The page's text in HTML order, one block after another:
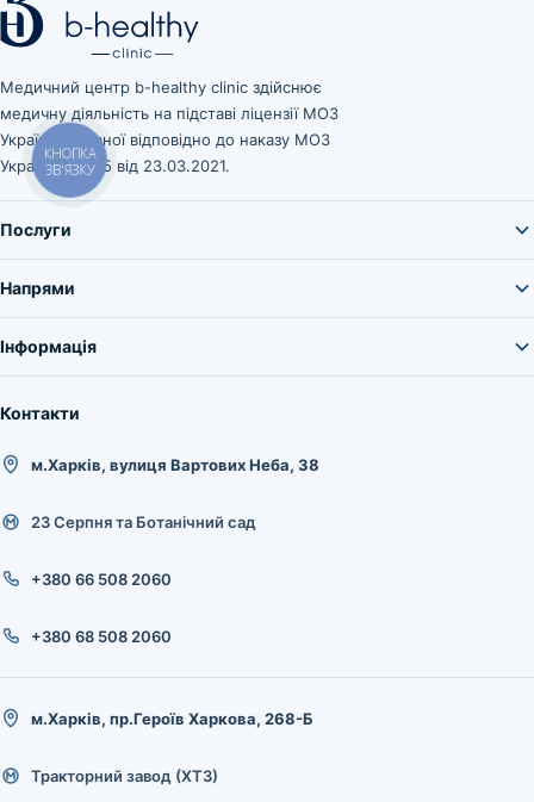
Медичний центр b-healthy clinic здійснює
медичну діяльність на підставі ліцензії МОЗ
України, виданої відповідно до наказу МОЗ
України № 545 від 23.03.2021.
Послуги
Напрями
Інформація
Контакти
м.Харків, вулиця Вартових Неба, 38
23 Серпня та Ботанічний сад
+380 66 508 2060
+380 68 508 2060
м.Харків, пр.Героїв Харкова, 268-Б
Тракторний завод (ХТЗ)
КНОПКА
ЗВ'ЯЗКУ